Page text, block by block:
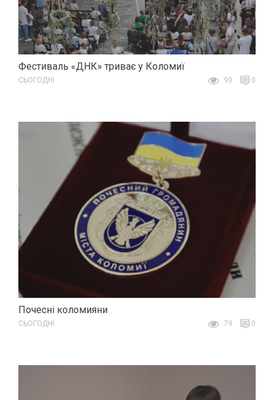
Фестиваль «ДНК» триває у Коломиї
СЬОГОДНІ 90 0
Почесні коломияни
СЬОГОДНІ 79 0